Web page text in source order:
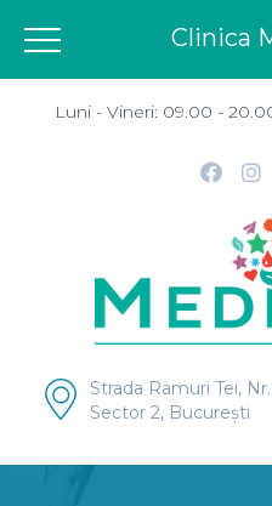
Luni - Vineri: 09.00 -
Strada Ramuri Tei,
Sector 2, București
Clinica